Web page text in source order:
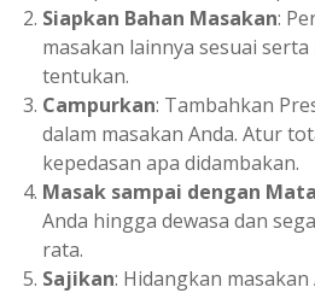
Siapkan Bahan Masakan:
masakan lainnya sesuai serta
tentukan.
Campurkan: Tambahkan
dalam masakan Anda. Atur
kepedasan apa didambakan.
Masak sampai dengan
Anda hingga dewasa dan
rata.
Sajikan: Hidangkan masakan